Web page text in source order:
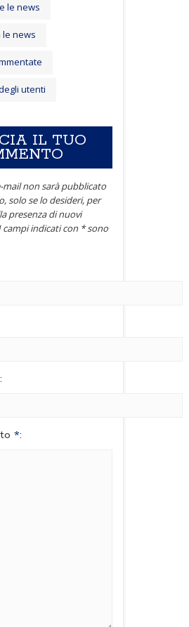
le news
le news
utenti
IL TUO
mail non sarà pubblicato
solo se lo desideri, per
presenza di nuovi
campi indicati con * sono
*: